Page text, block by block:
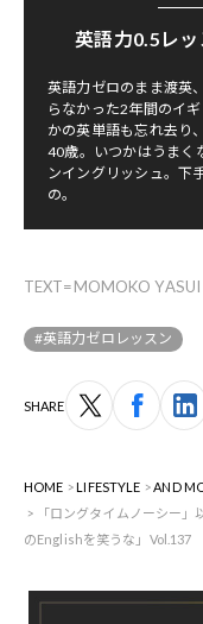
英語力0.5レッ
英語力ゼロのまま渡英
らなかった2年間のイ
かの英単語も忘れ去り
40歳。いつかはうまく
ンイングリッシュ。下
の。
TEXT=MOMOKO YASUI
#英語力ゼロレッスン
SHARE
HOME LIFESTYLE
AND
「ロングタイムノーシー
のEnglishを笑うな」Vol.137